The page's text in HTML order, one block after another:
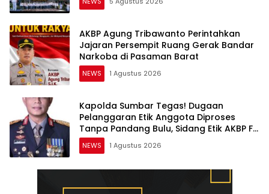
AKBP Agung Tribawanto Perintahkan
Jajaran Persempit Ruang Gerak Bandar
Narkoba di Pasaman Barat
NEWS 1 Agustus 2026
Kapolda Sumbar Tegas! Dugaan
Pelanggaran Etik Anggota Diproses
Tanpa Pandang Bulu, Sidang Etik AKBP F
Dipercepat
NEWS 1 Agustus 2026